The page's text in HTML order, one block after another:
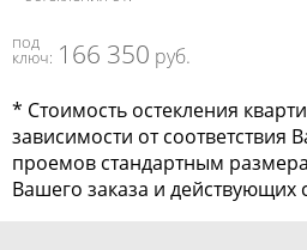
под
ключ: 166 350 руб.
* Стоимость остекления
зависимости от соответствия
проемов стандартным
Вашего заказа и действующих